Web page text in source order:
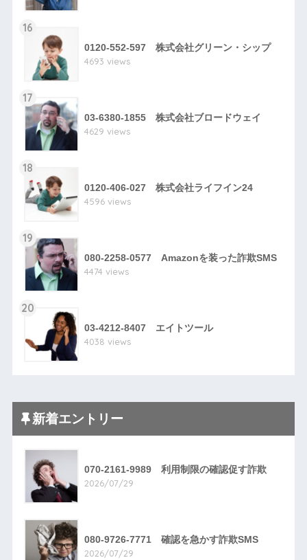
16
0120-552-597 株式会社グリーン・シップ
4693 views
17
03-6380-1855 株式会社ブロードウェイ
4629 views
18
0120-406-027 株式会社ライフイン24
4596 views
19
080-2258-0577 Amazonを装った詐欺SMS
4474 views
20
03-4212-8407 エイトツール
4038 views
新着エントリー
070-2161-9989 利用制限の確認促す詐欺
2026/07/29
080-9726-7771 確認を急かす詐欺SMS
2026/07/29